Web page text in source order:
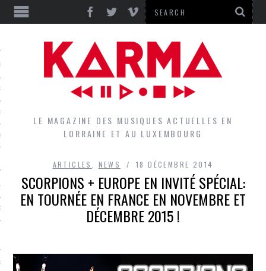
GROUPES DU LOCAL
LE MAGAZINE DES MUSIQUES ACTUELLES EN
LORRAINE ET AU LUXEMBOURG
ARTICLES NEWS 18 DÉCEMBRE 2014
SCORPIONS + EUROPE EN INVITÉ SPÉCIAL:
EN TOURNÉE EN FRANCE EN NOVEMBRE ET
DÉCEMBRE 2015 !